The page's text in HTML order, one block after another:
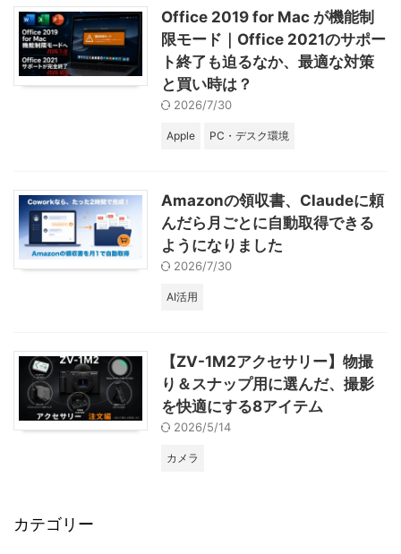
Office 2019 for Mac が機能制
限モード｜Office 2021のサポー
ト終了も迫るなか、最適な対策
と買い時は？
2026/7/30
Apple PC・デスク環境
Amazonの領収書、Claudeに頼
んだら月ごとに自動取得できる
ようになりました
2026/7/30
AI活用
【ZV-1M2アクセサリー】物撮
り＆スナップ用に選んだ、撮影
を快適にする8アイテム
2026/5/14
カメラ
カテゴリー